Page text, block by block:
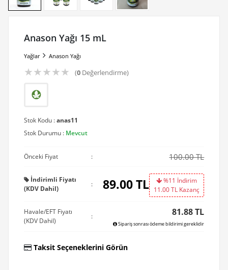
Anason Yağı 15 mL
Yağlar Anason Yağı
★★★★★ (0Değerlendirme)
Stok Kodu :anas11
Stok Durumu : Mevcut
Önceki Fiyat : 100.00 TL
İndirimli Fiyatı
(KDV Dahil)
: 89.00TL
%11 İndirim
11.00TL Kazanç
Havale/EFT Fiyatı
(KDV Dahil)
: 81.88 TL
Sipariş sonrası ödeme bildirimi gereklidir
Taksit Seçeneklerini Görün